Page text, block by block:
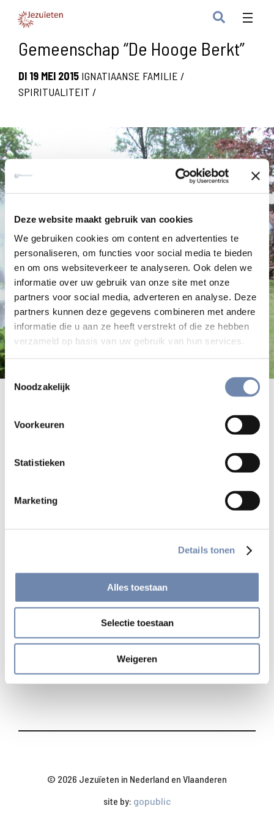
Deze website maakt gebruik van cookies
We gebruiken cookies om content en advertenties te
personaliseren, om functies voor social media te bieden
en om ons websiteverkeer te analyseren. Ook delen we
informatie over uw gebruik van onze site met onze
partners voor social media, adverteren en analyse. Deze
partners kunnen deze gegevens combineren met andere
informatie die u aan ze heeft verstrekt of die ze hebben
verzameld op basis van uw gebruik van hun services.
Noodzakelijk
Voorkeuren
Statistieken
Marketing
Details tonen
Alles toestaan
Selectie toestaan
Weigeren
Gemeenschap “De Hooge Berkt”
DI 19 MEI 2015 IGNATIAANSE FAMILIE /
SPIRITUALITEIT /
Videoreportage over gemeenschap
en bezinningscentrum
Videoreportage over "De Hooge Berkt", een Nederlandse
oecumenische gemeenschap met, onder meer, een
© 2026 Jezuïeten in Nederland en Vlaanderen
site by: gopublic